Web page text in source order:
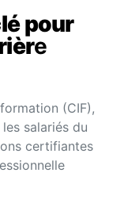
pour
e
(CIF),
salariés du
certifiantes